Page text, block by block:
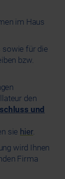
im Haus
sowie für die
bzw.
den
und
sie hier.
wird Ihnen
Firma